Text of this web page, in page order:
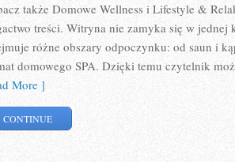
także Domowe Wellness i Lifestyle &
treści. Witryna nie zamyka się w jednej
różne obszary odpoczynku: od saun i
domowego SPA. Dzięki temu czytelnik
More ]
CONTINUE